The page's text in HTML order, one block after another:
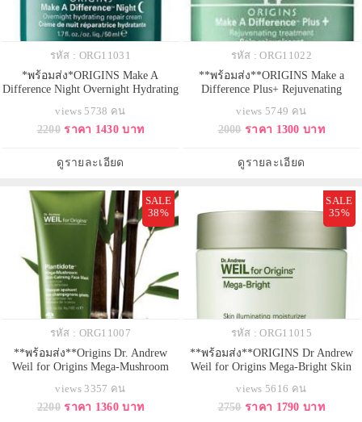
รหัส : ORG11031
*พร้อมส่ง*ORIGINS Make A
Difference Night Overnight Hydrating
สำหรับกลางคืน เป็นมอยซเจอไร
เซอร์มอบความชุ่มชื้น ฟื้นบำรุงผิว
เรียบเนียนน่าสัมผัส แลดูสุขภาพดี
ผิวเนียนนุ่มชุ่มชื้นเพียงข้
views 5738 คน
2200 ราคา 1430 บาท
ดูรายละเอียด
รหัส : ORG11022
**พร้อมส่ง**ORIGINS Make a
Difference Plus+ Rejuvenating
เข้าสู่ผิวอย่างรวดเร็วและล้ำลึก ฟื้น
บำรุงผิวเสื่อมสภาพจากความแห้ง
ผิวแห้งอย่างตรงจุด พร้อมปกป้องผิว
จากสภาวะขาดน้ำ
views 5749 คน
2000 ราคา 1300 บาท
ดูรายละเอียด
SALE
38%
รหัส : ORG11007
**พร้อมส่ง**Origins Dr. Andrew
Weil for Origins Mega-Mushroom
เนื้อครีมปลอบประโลมผิวลดรอยแดง
ช่วยฟื้นบำรุงผิวให้สมดุลได้ทันใจ
views 3357 คน
2200 ราคา 1360 บาท
SALE
35%
รหัส : ORG11015
**พร้อมส่ง**ORIGINS Dr Andrew
Weil for Origins Mega-Bright Skin
มอยซ์เจอไรเซอร์เนื้อบางเบาเติมเต็ม
ความชุ่มชื่นประจำวันแก่ผิว ช่วย
views 5616 คน
2750 ราคา 1790 บาท